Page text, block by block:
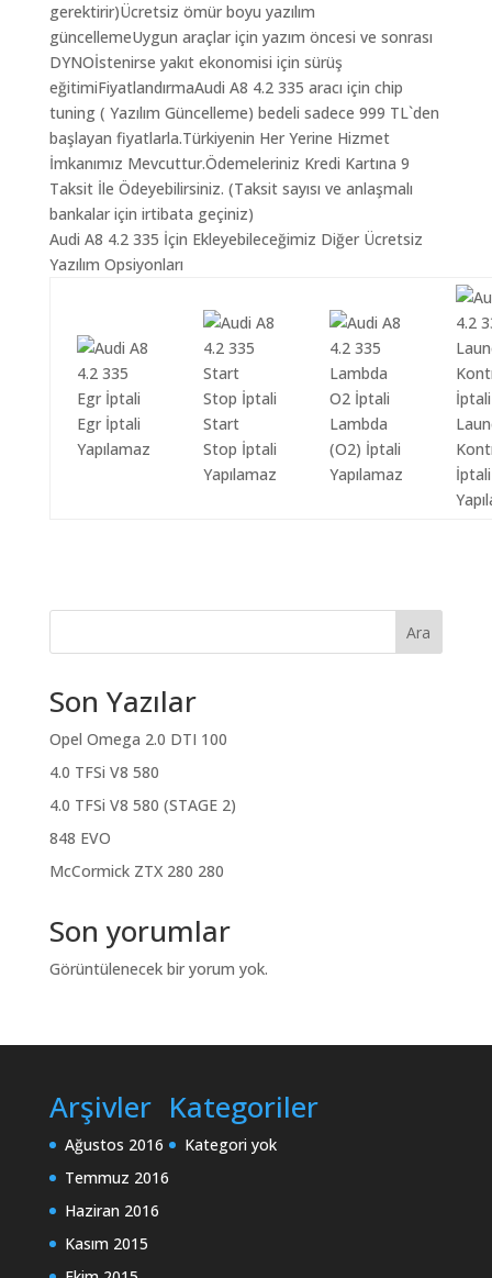
gerektirir)Ücretsiz ömür boyu yazılım
güncellemeUygun araçlar için yazım öncesi ve sonrası
DYNOİstenirse yakıt ekonomisi için sürüş
eğitimiFiyatlandırmaAudi A8 4.2 335 aracı için chip
tuning ( Yazılım Güncelleme) bedeli sadece 999 TL`den
başlayan fiyatlarla.Türkiyenin Her Yerine Hizmet
İmkanımız Mevcuttur.Ödemeleriniz Kredi Kartına 9
Taksit İle Ödeyebilirsiniz. (Taksit sayısı ve anlaşmalı
bankalar için irtibata geçiniz)
Audi A8 4.2 335 İçin Ekleyebileceğimiz Diğer Ücretsiz
Yazılım Opsiyonları
Egr İptali
Yapılamaz
Start
Stop İptali
Yapılamaz
Lambda
(O2) İptali
Yapılamaz
İptali
Ara
Son Yazılar
Opel Omega 2.0 DTI 100
4.0 TFSi V8 580
4.0 TFSi V8 580 (STAGE 2)
848 EVO
McCormick ZTX 280 280
Son yorumlar
Görüntülenecek bir yorum yok.
Arşivler
Ağustos 2016
Temmuz 2016
Haziran 2016
Kasım 2015
Kategoriler
Kategori yok